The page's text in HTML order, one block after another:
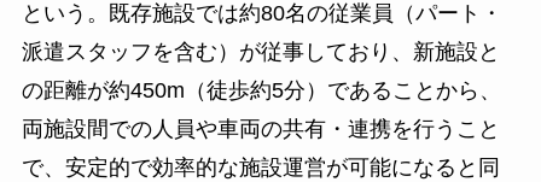
という。既存施設では約80名の従業員（パート・
派遣スタッフを含む）が従事しており、新施設と
の距離が約450m（徒歩約5分）であることから、
両施設間での人員や車両の共有・連携を行うこと
で、安定的で効率的な施設運営が可能になると同